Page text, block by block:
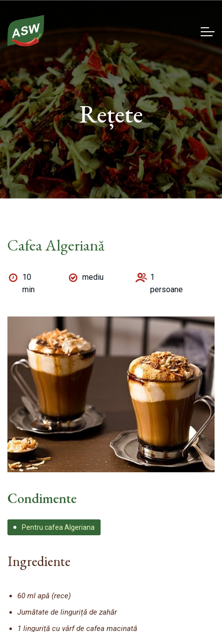
Rețete
Cafea Algeriană
10
min
mediu
1
persoane
Condimente
Pentru cafea Algeriana
Ingrediente
60 ml apă (rece)
Jumătate de linguriță de zahăr
1 linguriță cu vârf de cafea macinată